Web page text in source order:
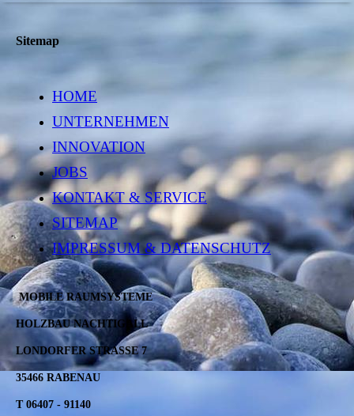
Sitemap
HOME
UNTERNEHMEN
INNOVATION
JOBS
KONTAKT & SERVICE
SITEMAP
IMPRESSUM & DATENSCHUTZ
MOBILE RAUMSYSTEME
HOLZBAU NACHTIGALL
LONDORFER STRASSE 7
35466 RABENAU
T 06407 - 91140